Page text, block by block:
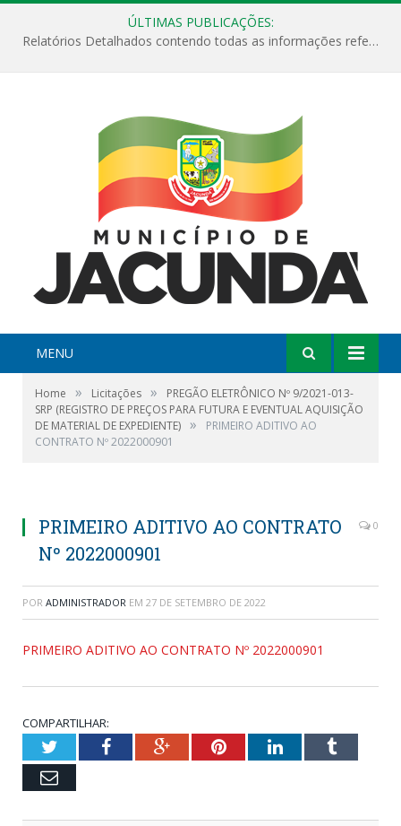
ÚLTIMAS PUBLICAÇÕES:
Relatórios Detalhados contendo todas as informações referentes a execução de recursos destinados ao fomento de projetos culturais no Município de Jacundá entre os anos de 2022 ao presente ano de 2026.
MENU
Home » Licitações »
PREGÃO ELETRÔNICO Nº 9/2021-013-
SRP (REGISTRO DE PREÇOS PARA FUTURA E EVENTUAL AQUISIÇÃO
DE MATERIAL DE EXPEDIENTE) »
PRIMEIRO ADITIVO AO
CONTRATO Nº 2022000901
PRIMEIRO ADITIVO AO CONTRATO
Nº 2022000901
0
POR ADMINISTRADOR EM 27 DE SETEMBRO DE 2022
PRIMEIRO ADITIVO AO CONTRATO Nº 2022000901
COMPARTILHAR:
TwitterFacebookGoogle+PinterestLinkedInTumblr
Email